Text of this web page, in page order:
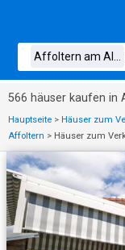
566 häuser kaufen in
Hauptseite > Häuser zum
Affoltern > Häuser zum